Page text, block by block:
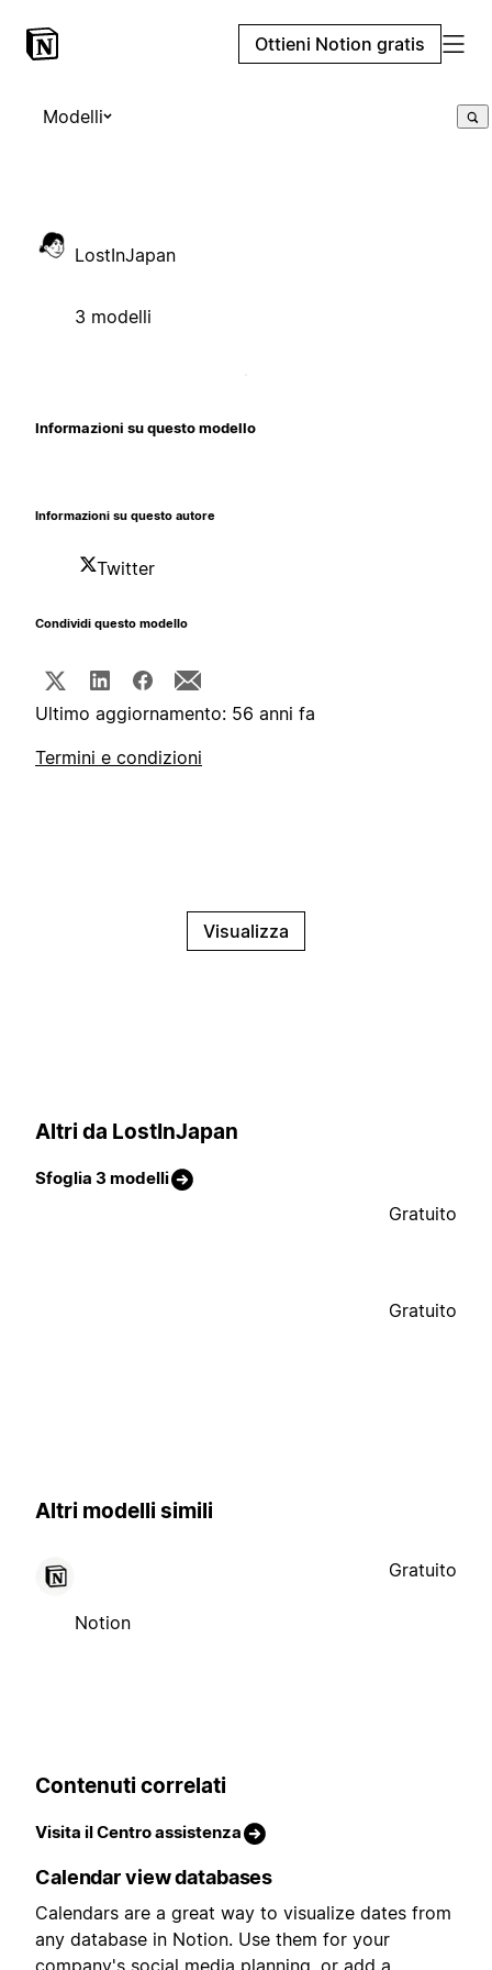
Ottieni Notion gratis
Modelli
LostInJapan
3 modelli
Informazioni su questo modello
Informazioni su questo autore
Twitter
Condividi questo modello
Ultimo aggiornamento: 56 anni fa
Termini e condizioni
Visualizza
Altri da LostInJapan
Sfoglia 3 modelli
Gratuito
Gratuito
Altri modelli simili
Notion
Gratuito
Contenuti correlati
Visita il Centro assistenza
Calendar view databases
Calendars are a great way to visualize dates from
any database in Notion. Use them for your